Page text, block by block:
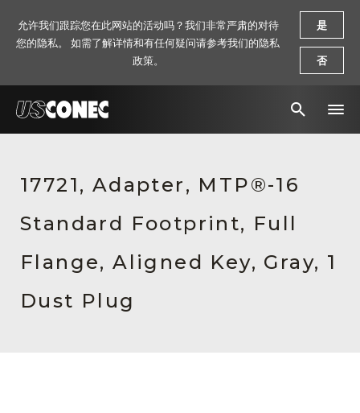
解决方案
产品
资源
关于我们
17721, Adapter, MTP®-16
Standard Footprint, Full
Flange, Aligned Key, Gray, 1
Dust Plug
允许我们跟踪您在此网站的活动吗？我们非常严肃的对待
您的隐私。 如需了解详情和有任何疑问请参考我们的隐私
政策。
是
否